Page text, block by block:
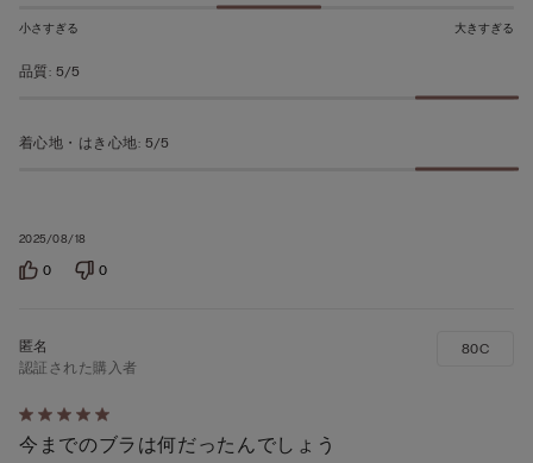
5
評
2025/08/18
小さすぎる 大きすぎる
品質: 5/5
着心地・はき心地: 5/5
0 0
5
段
認証された購入者
今までのブラは何だったんでしょう
80C